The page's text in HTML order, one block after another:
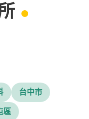
台中市
區